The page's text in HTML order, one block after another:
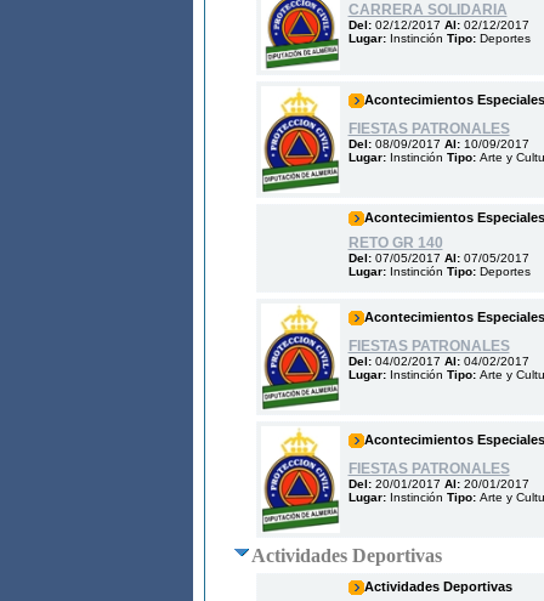
CARRERA SOLIDARIA
Del: 02/12/2017 Al: 02/12/2017
Lugar: Instinción Tipo: Deportes
Acontecimientos Especiales
FIESTAS PATRONALES
Del: 08/09/2017 Al: 10/09/2017
Lugar: Instinción Tipo: Arte y
Acontecimientos Especiales
RETO GR 140
Del: 07/05/2017 Al: 07/05/2017
Lugar: Instinción Tipo: Deportes
Acontecimientos Especiales
FIESTAS PATRONALES
Del: 04/02/2017 Al: 04/02/2017
Lugar: Instinción Tipo: Arte y
Acontecimientos Especiales
FIESTAS PATRONALES
Del: 20/01/2017 Al: 20/01/2017
Lugar: Instinción Tipo: Arte y
Actividades Deportivas
Actividades Deportivas